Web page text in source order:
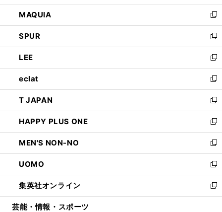
ン
ド
ウ
で
開
く
ウ
ィ
ン
ド
ウ
で
開
く
し
い
ウ
ィ
ン
ド
ウ
で
開
く
MAQUIA
新
し
い
ウ
ィ
ン
ド
ウ
で
開
く
SPUR
新
し
い
ウ
ィ
ン
ド
ウ
で
開
く
LEE
新
し
い
ウ
ィ
ン
ド
ウ
で
開
く
eclat
新
し
い
ウ
ィ
ン
ド
ウ
で
開
く
T JAPAN
新
し
い
ウ
ィ
ン
ド
ウ
で
開
HAPPY PLUS ONE
新
し
い
ウ
ィ
ン
ド
ウ
MEN'S NON-NO
新
し
い
ウ
ィ
ン
UOMO
新
し
い
ウ
集英社オンライン
新
し
芸能・情報・スポーツ